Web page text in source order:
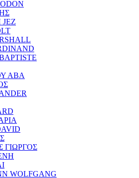
JEZ
ΑΒΑ
ΓΙΩΡΓΟΣ
WOLFGANG